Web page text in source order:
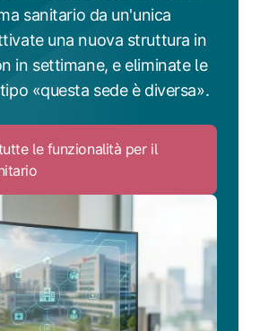
sanitario da un'unica
una nuova struttura in
in settimane, e eliminate le
«questa sede è diversa».
le funzionalità per il
to
tutte
le
funzionalità
per
il